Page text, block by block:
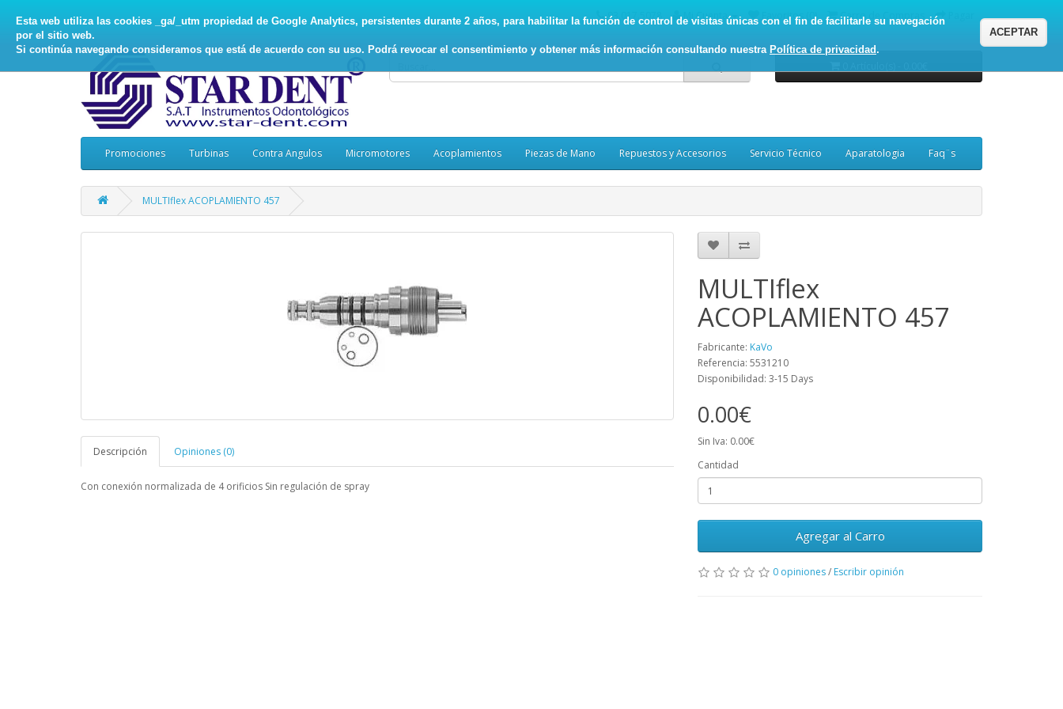
Esta web utiliza las cookies _ga/_utm propiedad de Google Analytics, persistentes durante 2 años, para habilitar la función de control de visitas únicas con el fin de facilitarle su navegación
por el sitio web.
Si continúa navegando consideramos que está de acuerdo con su uso. Podrá revocar el consentimiento y obtener más información consultando nuestra Política de privacidad.
ACEPTAR
93.017.5078 Mi Cuenta Favoritos (0) Carro de Compras
Promociones Turbinas Contra Angulos Micromotores Acoplamientos Piezas de Mano Repuestos y Accesorios Servicio Técnico Aparatologia Faq¨s
MULTIflex ACOPLAMIENTO 457
Descripción Opiniones (0)
Con conexión normalizada de 4 orificios Sin regulación de spray
MULTIflex
ACOPLAMIENTO 457
Fabricante: KaVo
Referencia: 5531210
Disponibilidad: 3-15 Days
0.00€
Sin Iva: 0.00€
Cantidad
Agregar al Carro
0 opiniones/ Escribir opinión